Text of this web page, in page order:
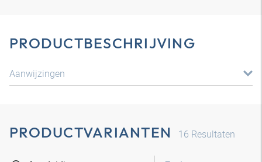
PRODUCTBESCHRIJVING
Aanwijzingen
PRODUCTVARIANTEN 16 Resultaten